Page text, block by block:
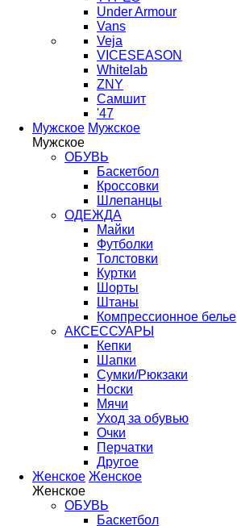
Under Armour
Vans
Veja
VICESEASON
Whitelab
ZNY
Самшит
'47
Мужское Мужское
Мужское
ОБУВЬ
Баскетбол
Кроссовки
Шлепанцы
ОДЕЖДА
Майки
Футболки
Толстовки
Куртки
Шорты
Штаны
Компрессионное белье
АКСЕССУАРЫ
Кепки
Шапки
Сумки/Рюкзаки
Носки
Мячи
Уход за обувью
Очки
Перчатки
Другое
Женское Женское
Женское
ОБУВЬ
Баскетбол